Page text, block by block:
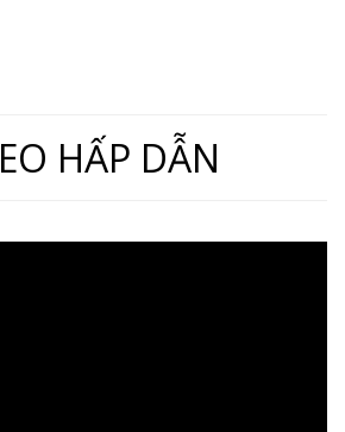
HẤP DẪN